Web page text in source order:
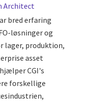
Architect
bred erfaring
løsninger og
lager, produktion,
asset
CGI's
forskellige